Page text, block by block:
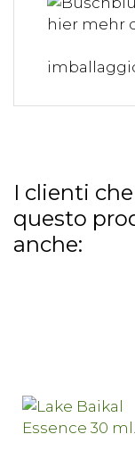
I clienti
questo
anche: